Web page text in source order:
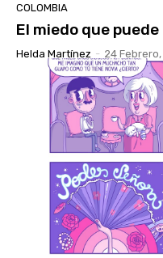
COLOMBIA
El miedo que
Helda Martínez - 24 Febrero,